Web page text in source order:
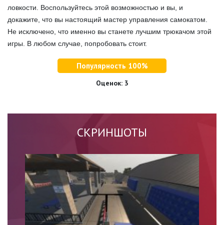
ловкости. Воспользуйтесь этой возможностью и вы, и
докажите, что вы настоящий мастер управления самокатом.
Не исключено, что именно вы станете лучшим трюкачом этой
игры. В любом случае, попробовать стоит.
Популярность 100%
Оценок: 3
СКРИНШОТЫ